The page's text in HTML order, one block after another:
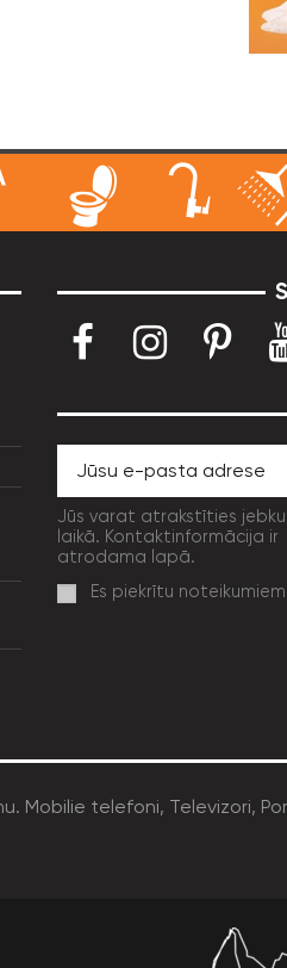
Jūs varat atrakstīties
laikā. Kontaktinformācija ir
atrodama lapā.
Es piekrītu